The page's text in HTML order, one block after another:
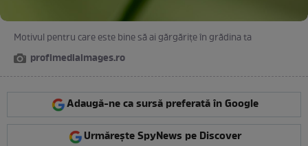
Motivul pentru care este bine să ai gărgărițe în grădina ta
profimediaimages.ro
Adaugă-ne ca sursă preferată în Google
Urmărește SpyNews pe Discover